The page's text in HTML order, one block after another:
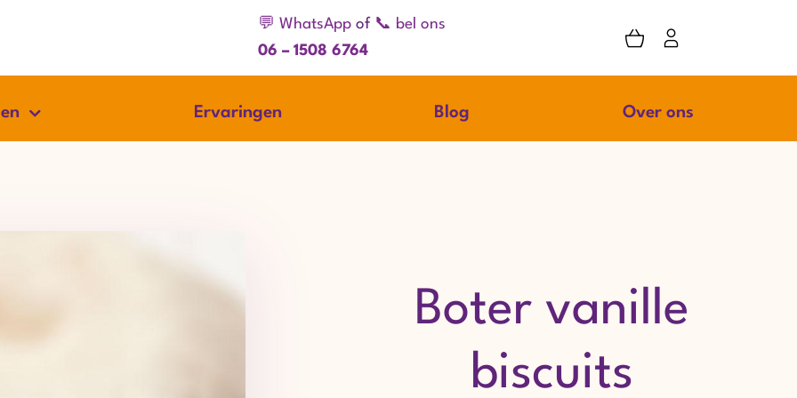
💬 WhatsAppof 📞 bel ons
06 – 1508 6764
Ervaringen Blog Over ons
Boter vanille
biscuits